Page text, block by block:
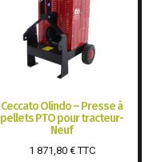
Ceccato Olindo – Presse à
pellets PTO pour tracteur-
Neuf
1 871,80 €TTC